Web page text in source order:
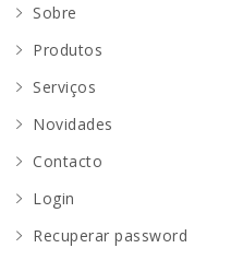
Sobre
Produtos
Serviços
Novidades
Contacto
Login
Recuperar password